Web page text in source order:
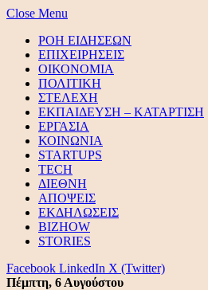
Close Menu
ΡΟΗ ΕΙΔΗΣΕΩΝ
ΕΠΙΧΕΙΡΗΣΕΙΣ
ΟΙΚΟΝΟΜΙΑ
ΠΟΛΙΤΙΚΗ
ΣΤΕΛΕΧΗ
ΕΚΠΑΙΔΕΥΣΗ – ΚΑΤΑΡΤΙΣΗ
ΕΡΓΑΣΙΑ
ΚΟΙΝΩΝΙΑ
STARTUPS
TECH
ΔΙΕΘΝΗ
ΑΠΟΨΕΙΣ
ΕΚΔΗΛΩΣΕΙΣ
BIZHOW
STORIES
Facebook LinkedIn X (Twitter)
Πέμπτη, 6 Αυγούστου